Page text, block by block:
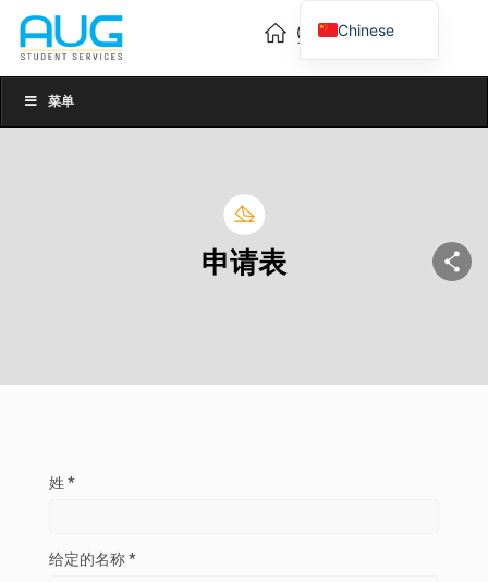
菜单
申请表
姓 *
给定的名称 *
Chinese